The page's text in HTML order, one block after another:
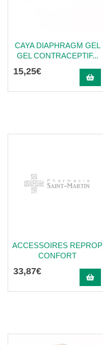
CAYA DIAPHRAGM GEL
GEL CONTRACEPTIF...
15,25€
ACCESSOIRES REPROP
CONFORT
33,87€